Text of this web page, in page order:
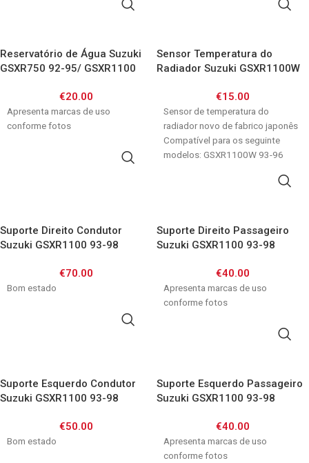
Reservatório de Água Suzuki
GSXR750 92-95/ GSXR1100
€20.00
Apresenta marcas de uso
conforme fotos
Sensor Temperatura do
Radiador Suzuki GSXR1100W
GSXR600 92-93/ RF600 93-97/
RF900 94-98/ VS600 Intruder
95-98/ VS800 Intruder 92-95
€15.00
Sensor de temperatura do
radiador novo de fabrico japonês
Compatível para os seguinte
modelos: GSXR1100W 93-96
Suporte Direito Condutor
Suzuki GSXR1100 93-98
€70.00
Bom estado
Suporte Direito Passageiro
Suzuki GSXR1100 93-98
€40.00
Apresenta marcas de uso
conforme fotos
Suporte Esquerdo Condutor
Suzuki GSXR1100 93-98
€50.00
Bom estado
Suporte Esquerdo Passageiro
Suzuki GSXR1100 93-98
€40.00
Apresenta marcas de uso
conforme fotos